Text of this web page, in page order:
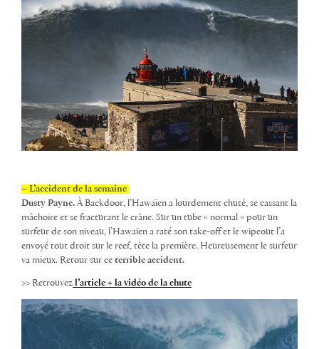
– L’accident de la semaine
Dusty Payne. À Backdoor , l’Hawaïen a lourdement chuté, se cassant la
mâchoire et se fracturant le crâne. Sur un tube « normal » pour un
surfeur de son niveau,
l’Hawaïen a raté son take-off et le wipeout l’a
envoyé tout droit sur le reef, tête la première. Heureusement le surfeur
va mieux. Retour sur ce terrible accident.
>> Retrouvez l’article + la vidéo de la chute